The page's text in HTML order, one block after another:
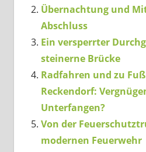
Übernachtung und
Abschluss
Ein versperrter
steinerne Brücke
Radfahren und zu
Reckendorf:
Unterfangen?
Von der
modernen Feuerwehr